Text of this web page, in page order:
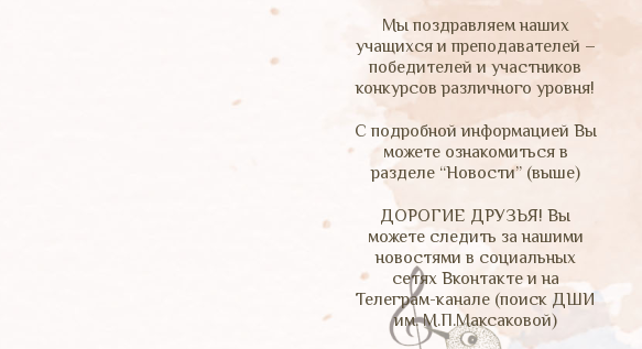
Мы поздравляем наших
учащихся и преподавателей –
победителей и участников
конкурсов различного уровня!
С подробной информацией Вы
можете ознакомиться в
разделе “Новости” (выше)
ДОРОГИЕ ДРУЗЬЯ! Вы
можете следить за нашими
новостями в социальных
сетях Вконтакте и на
Телеграм-канале (поиск ДШИ
им. М.П.Максаковой)